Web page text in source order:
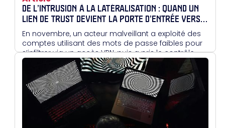
DE L’INTRUSION À LA LATÉRALISATION : QUAND UN
LIEN DE TRUST DEVIENT LA PORTE D’ENTRÉE VERS
UN SECOND DOMAINE
En novembre, un acteur malveillant a exploité des
comptes utilisant des mots de passe faibles pour
s’infiltrer via un accès VPN, puis a pris le contrôle
d’un premier domaine Active Directory.